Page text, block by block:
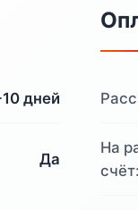
10 дней
Да
На
счёт: